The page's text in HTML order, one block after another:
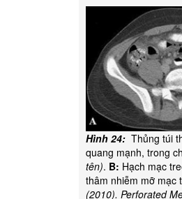
Hình 24: Thủng túi
quang mạnh, trong
tên). B: Hạch mạc
thâm nhiễm mỡ
(2010). Perforated